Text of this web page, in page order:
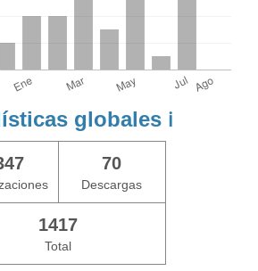
globales ℹ️
70
Descargas
1417
Total